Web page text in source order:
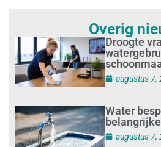
Overig
Droogte
augustus 7,
Water
augustus 7,